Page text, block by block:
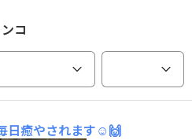
コ
日癒やされます☺️🙌